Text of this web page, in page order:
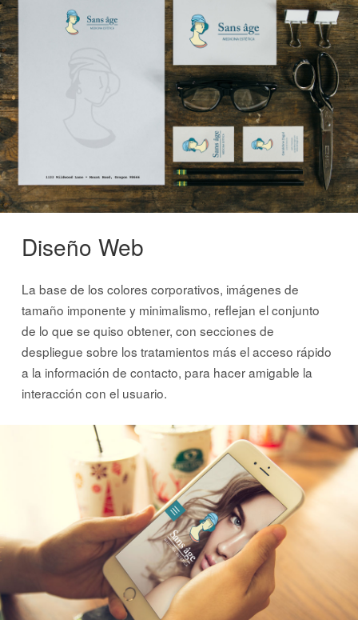
Diseño Web
La base de los colores corporativos, imágenes de
tamaño imponente y minimalismo, reflejan el conjunto
de lo que se quiso obtener, con secciones de
despliegue sobre los tratamientos más el acceso rápido
a la información de contacto, para hacer amigable la
interacción con el usuario.